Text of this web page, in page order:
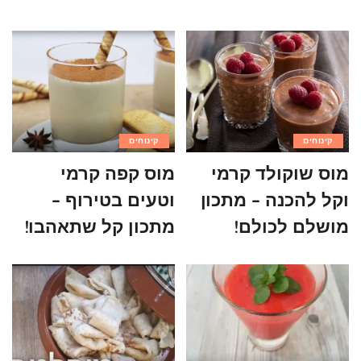
קינוחים
מוס שוקולד קרמי
וקל להכנה – מתכון
מושלם לכולם!
קינוחים
מוס קפה קרמי
וטעים בטירוף –
מתכון קל שתאהבו!